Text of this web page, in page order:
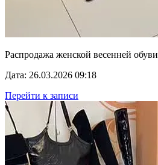
Распродажа женской весенней обуви
Дата: 26.03.2026 09:18
Перейти к записи